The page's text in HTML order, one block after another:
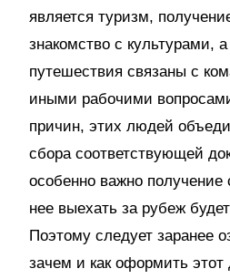
является туризм,
знакомство с культурами,
путешествия связаны с
иными рабочими
причин, этих людей
сбора соответствующей
особенно важно получение
нее выехать за рубеж
Поэтому следует заранее
зачем и как оформить этот